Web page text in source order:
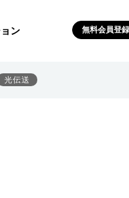
ン 無料会員登録
光伝送